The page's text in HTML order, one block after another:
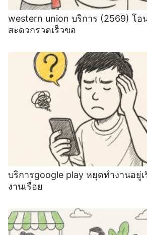
western union บริการ (2569) โอ
สะดวกรวดเร็วขอ
บริการgoogle play หยุดทํางานอยู่
งานเรื่อย